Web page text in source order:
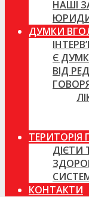
НАШІ
ДУМКИ
Є
ВІД
ТЕРИТОРІЯ
ДІЄТИ
КОНТАКТИ